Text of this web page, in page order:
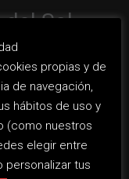
propias y de
de navegación,
hábitos de uso y
(como nuestros
elegir entre
personalizar tus